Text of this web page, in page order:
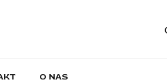
O NAS